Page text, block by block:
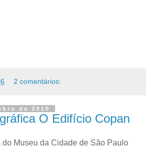
2 comentários:
de 2010
O Edifício Copan
Museu da Cidade de São Paulo